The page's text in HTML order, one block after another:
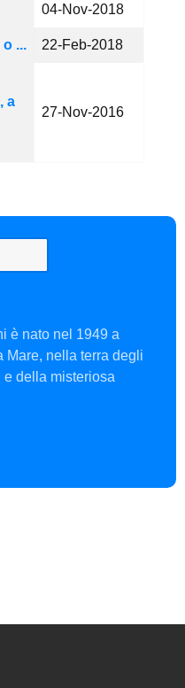
04-Nov-2018
... 22-Feb-2018
a
27-Nov-2016
è nato nel 1949 a
Mare, nella terra degli
della misteriosa